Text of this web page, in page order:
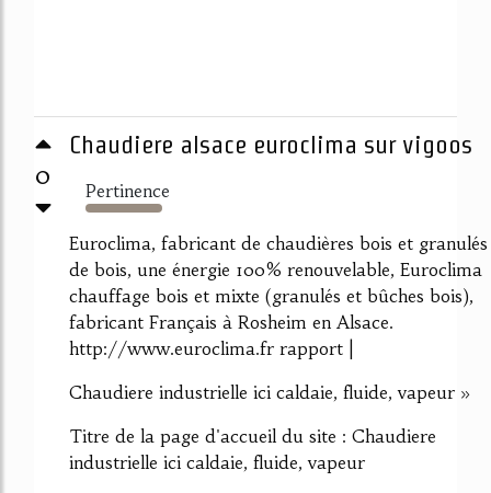
0
Chaudiere alsace euroclima sur vigoos
Pertinence
2669%
Euroclima, fabricant de chaudières bois et granulés
de bois, une énergie 100% renouvelable, Euroclima
chauffage bois et mixte (granulés et bûches bois),
fabricant Français à Rosheim en Alsace.
http://www.euroclima.fr rapport |
Chaudiere industrielle ici caldaie, fluide, vapeur »
Titre de la page d'accueil du site : Chaudiere
industrielle ici caldaie, fluide, vapeur